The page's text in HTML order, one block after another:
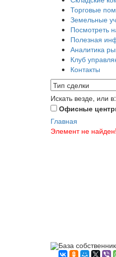
Торговые
Земельные
Посмотреть
Полезная
Аналитика
Клуб
Контакты
Искать везде, или в:
Офисные
Главная
Элемент не найден!
База